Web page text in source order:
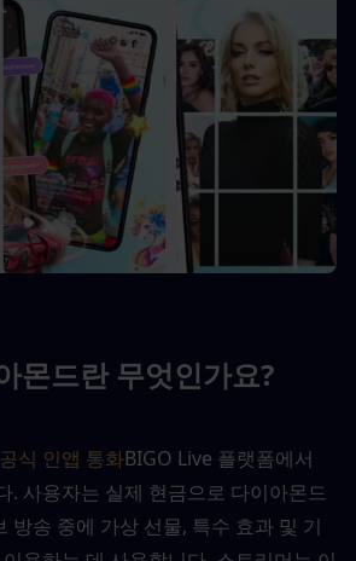
몬드란 무엇인가요?
공식 인앱 통화BIGO Live 플랫폼에서
. 사용자는 실제 현금으로 다이아몬드
방송 중에 가상 선물, 특수 효과 및 기